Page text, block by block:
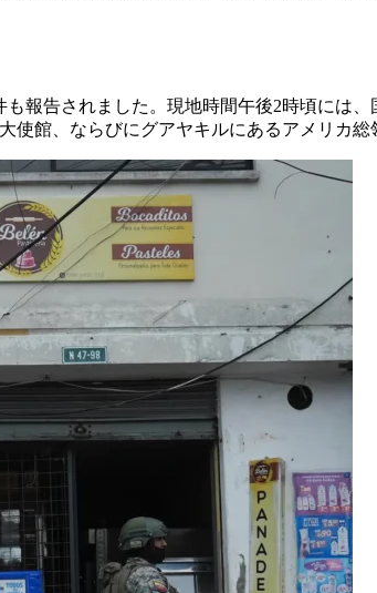
報告されました。現地時間午後2時頃には
館、ならびにグアヤキルにあるアメリカ総